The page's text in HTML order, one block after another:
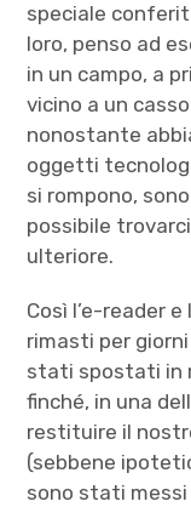
speciale
loro, penso ad
in un campo, a
vicino a un
nonostante
oggetti
si rompono,
possibile
ulteriore.
Così l’e-reader
rimasti per
stati spostati in
finché, in una
restituire il
(sebbene
sono stati